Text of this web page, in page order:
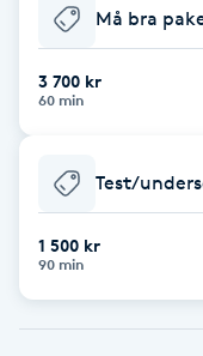
Babylights
Balayage
Bambumassage
Barber
Må bra
3 700 kr
60 min
Test/
1 500 kr
90 min